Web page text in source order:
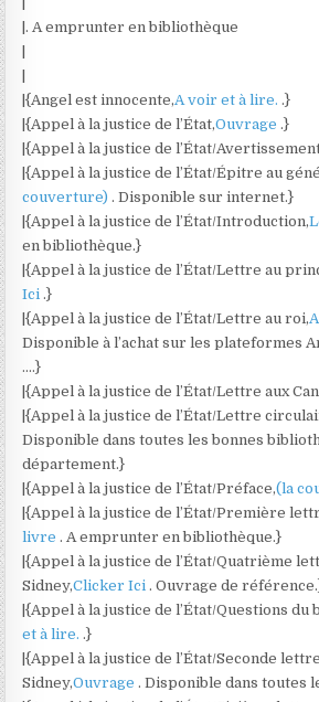
|. A emprunter en bibliothèque
|{Angel est innocente,A voir et à lire. .}
|{Appel à la justice de l’État,Ouvrage .}
|{Appel à la justice de l’État/
|{Appel à la justice de l’État/Épitre au
couverture) . Disponible sur internet.}
|{Appel à la justice de l’État/Introduction,
en bibliothèque.}
|{Appel à la justice de l’État/Lettre au
Ici .}
|{Appel à la justice de l’État/Lettre au roi,
Disponible à l’achat sur les plateformes
….}
|{Appel à la justice de l’État/Lettre aux
|{Appel à la justice de l’État/Lettre
Disponible dans toutes les bonnes
département.}
|{Appel à la justice de l’État/Préface,(la
|{Appel à la justice de l’État/Première
livre . A emprunter en bibliothèque.}
|{Appel à la justice de l’État/Quatrième
Sidney,Clicker Ici . Ouvrage de
|{Appel à la justice de l’État/Questions du
et à lire. .}
|{Appel à la justice de l’État/Seconde
Sidney,Ouvrage . Disponible dans toutes